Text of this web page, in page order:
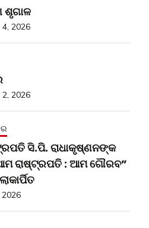
ଶୃଗାଳ
2026
2026
ସି.ପି. ରାଧାକୃଷ୍ଣନଙ୍କ
ରାଷ୍ଟ୍ରପତି : ଆମ ଗୌରବ”
2026